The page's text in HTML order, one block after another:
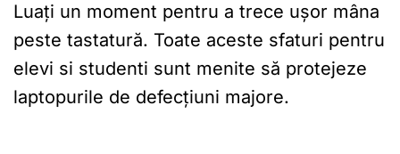
Luați un moment pentru a trece ușor mâna
peste tastatură. Toate aceste sfaturi pentru
elevi si studenti sunt menite să protejeze
laptopurile de defecțiuni majore.